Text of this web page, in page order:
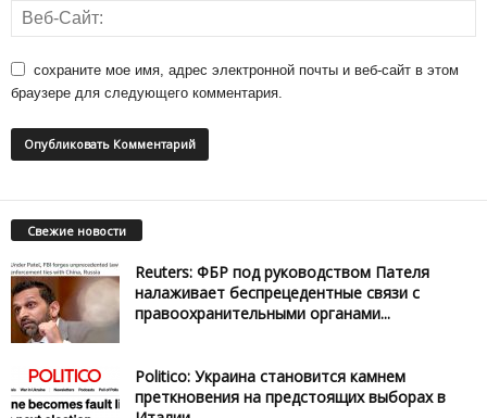
сохраните мое имя, адрес электронной почты и веб-сайт в этом
браузере для следующего комментария.
Свежие новости
Reuters: ФБР под руководством Пателя
налаживает беспрецедентные связи с
правоохранительными органами...
Politico: Украина становится камнем
преткновения на предстоящих выборах в